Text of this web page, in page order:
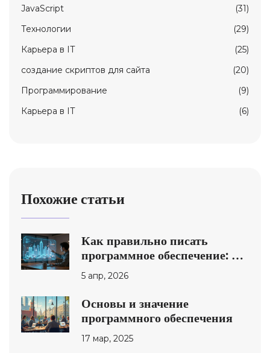
JavaScript
(31)
Технологии
(29)
Карьерa в IT
(25)
создание скриптов для сайта
(20)
Программирование
(9)
Карьера в IT
(6)
Похожие статьи
Как правильно писать
программное обеспечение: от
кода до продукта
5 апр, 2026
Основы и значение
программного обеспечения
17 мар, 2025